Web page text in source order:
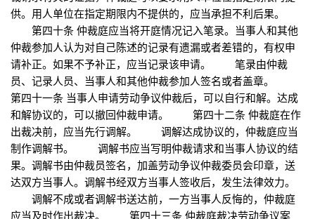
供。用人单位在指定期限内不提供的，应当承担不利后果。
第四十条 仲裁庭应当将开庭情况记入笔录。当事人和其他
仲裁参加人认为对自己陈述的记录有遗漏或者差错的，有权申
请补正。如果不予补正，应当记录该申请。 笔录由仲裁
员、记录人员、当事人和其他仲裁参加人签名或者盖章。
第四十一条 当事人申请劳动争议仲裁后，可以自行和解。达成
和解协议的，可以撤回仲裁申请。 第四十二条 仲裁庭在作
出裁决前，应当先行调解。 调解达成协议的，仲裁庭应当
制作调解书。 调解书应当写明仲裁请求和当事人协议的结
果。调解书由仲裁员签名，加盖劳动争议仲裁委员会印章，送
达双方当事人。调解书经双方当事人签收后，发生法律效力。
调解不成或者调解书送达前，一方当事人反悔的，仲裁庭
应当及时作出裁决。 第四十三条 仲裁庭裁决劳动争议案